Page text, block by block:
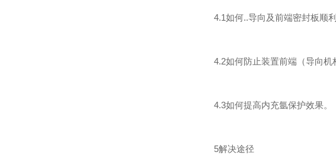
4.1如何..导向及前端密封板顺
4.2如何防止装置前端（导向机
4.3如何提高内充氩保护效果。
5解决途径